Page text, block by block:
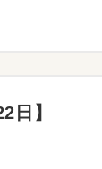
日】